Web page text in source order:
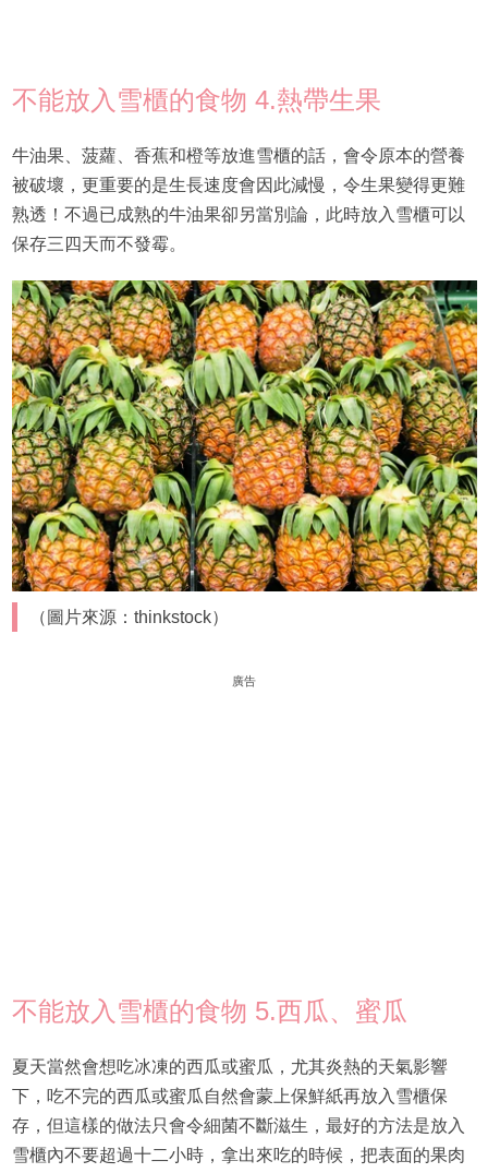
不能放入雪櫃的食物 4.熱帶生果
牛油果、菠蘿、香蕉和橙等放進雪櫃的話，會令原本的營養
被破壞，更重要的是生長速度會因此減慢，令生果變得更難
熟透！不過已成熟的牛油果卻另當別論，此時放入雪櫃可以
保存三四天而不發霉。
（圖片來源：thinkstock）
廣告
不能放入雪櫃的食物 5.西瓜、蜜瓜
夏天當然會想吃冰凍的西瓜或蜜瓜，尤其炎熱的天氣影響
下，吃不完的西瓜或蜜瓜自然會蒙上保鮮紙再放入雪櫃保
存，但這樣的做法只會令細菌不斷滋生，最好的方法是放入
雪櫃內不要超過十二小時，拿出來吃的時候，把表面的果肉